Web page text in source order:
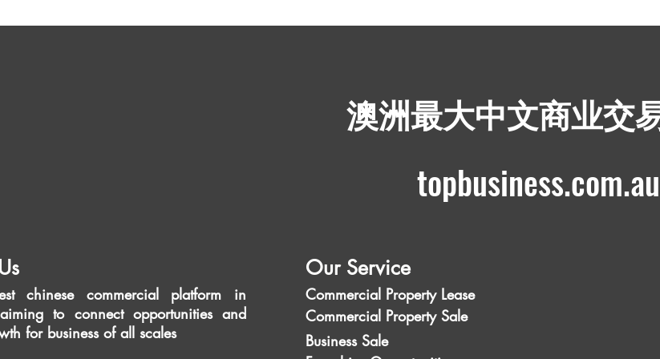
澳洲最大中文商业交
topbusiness.com.au
chinese commercial platform in
to connect opportunities and
for business of all scales
Our Service
Commercial Property Lease
Commercial Property Sale
Business Sale